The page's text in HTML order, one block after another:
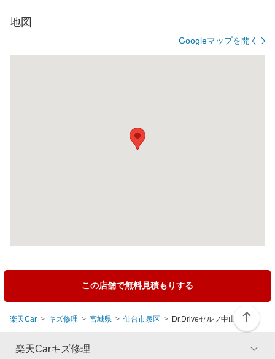
地図
Googleマップを開く
この店舗で無料見積もりする
楽天Car キズ修理 宮城県 仙台市泉区 Dr.Driveセルフ中山店
楽天Carキズ修理